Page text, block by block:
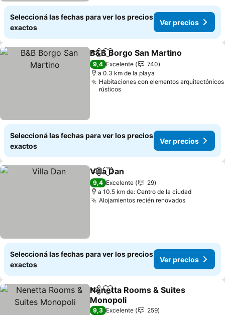
Seleccioná las fechas para ver los precios
exactos
Ver precios
CompartirAñadir a favoritos
B&B Borgo San Martino
9,4 Excelente
740
a 0.3 km de la playa
Habitaciones con elementos arquitectónicos
rústicos
Seleccioná las fechas para ver los precios
exactos
Ver precios
CompartirAñadir a favoritos
Villa Dan
9,4 Excelente
29
a 10.5 km de: Centro de la ciudad
Alojamientos recién renovados
Seleccioná las fechas para ver los precios
exactos
Ver precios
CompartirAñadir a favoritos
Nenetta Rooms & Suites
Monopoli
9,3 Excelente
259